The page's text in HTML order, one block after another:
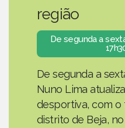
região
De segunda a
De segunda a
Nuno Lima
desportiva, com
distrito de Beja,